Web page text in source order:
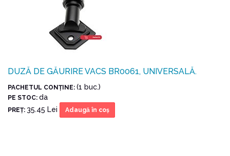
DUZĂ DE GĂURIRE VACS BR0061, UNIVERSALĂ.
PACHETUL CONŢINE: (1 buc.)
PE STOC: da
PREŢ: 35.45 Lei Adaugă în coş